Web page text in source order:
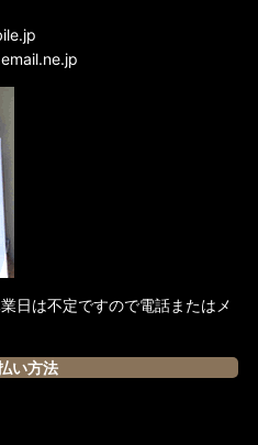
日は不定ですので電話またはメ
い方法